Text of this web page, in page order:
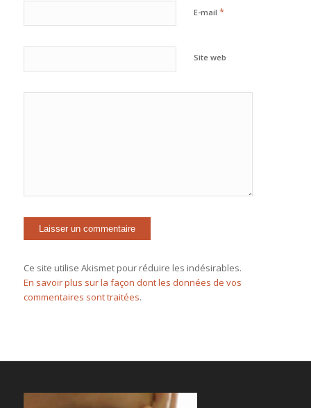
E-mail *
Site web
Ce site utilise Akismet pour réduire les indésirables.
En savoir plus sur la façon dont les données de vos
commentaires sont traitées.